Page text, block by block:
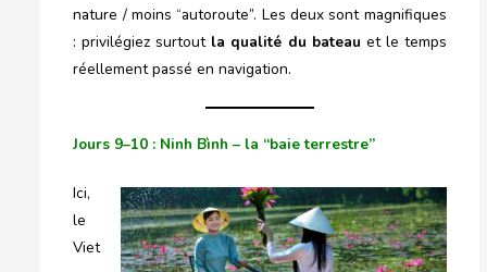
nature / moins “autoroute”. Les deux sont magnifiques
: privilégiez surtout la qualité du bateau et le temps
réellement passé en navigation.
Jours 9–10 : Ninh Bình – la “baie terrestre”
Ici,
le
Viet